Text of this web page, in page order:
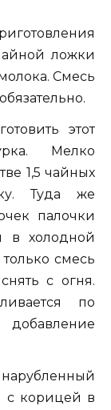
ложки
Смесь
этот
Мелко
1,5 чайных
Туда же
палочки
в холодной
смесь
с огня.
по
с корицей в